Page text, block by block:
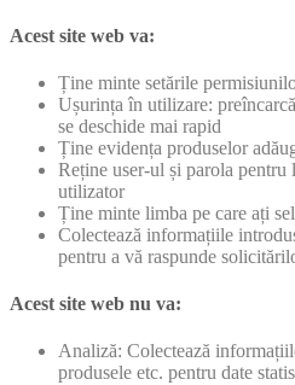
Acest site web va:
Ține minte setările
Ușurința în utilizare:
se deschide mai rapid
Ține evidența produselor
Reține user-ul și parola pentru
utilizator
Ține minte limba pe care ați
Colectează informațiile
pentru a vă raspunde
Acest site web nu va:
Analiză: Colectează
produsele etc. pentru date